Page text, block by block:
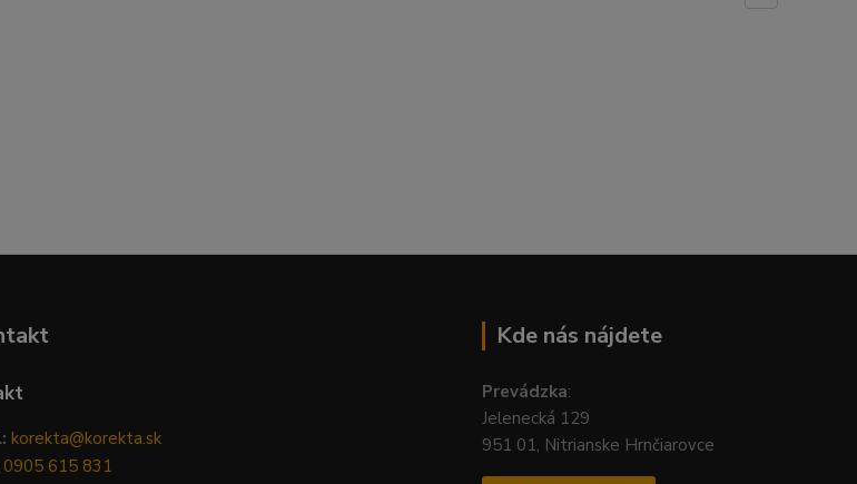
korekta@korekta.sk
0905 615 831
Kde nás nájdete
Prevádzka:
Jelenecká 129
951 01, Nitrianske Hrnčiarovce